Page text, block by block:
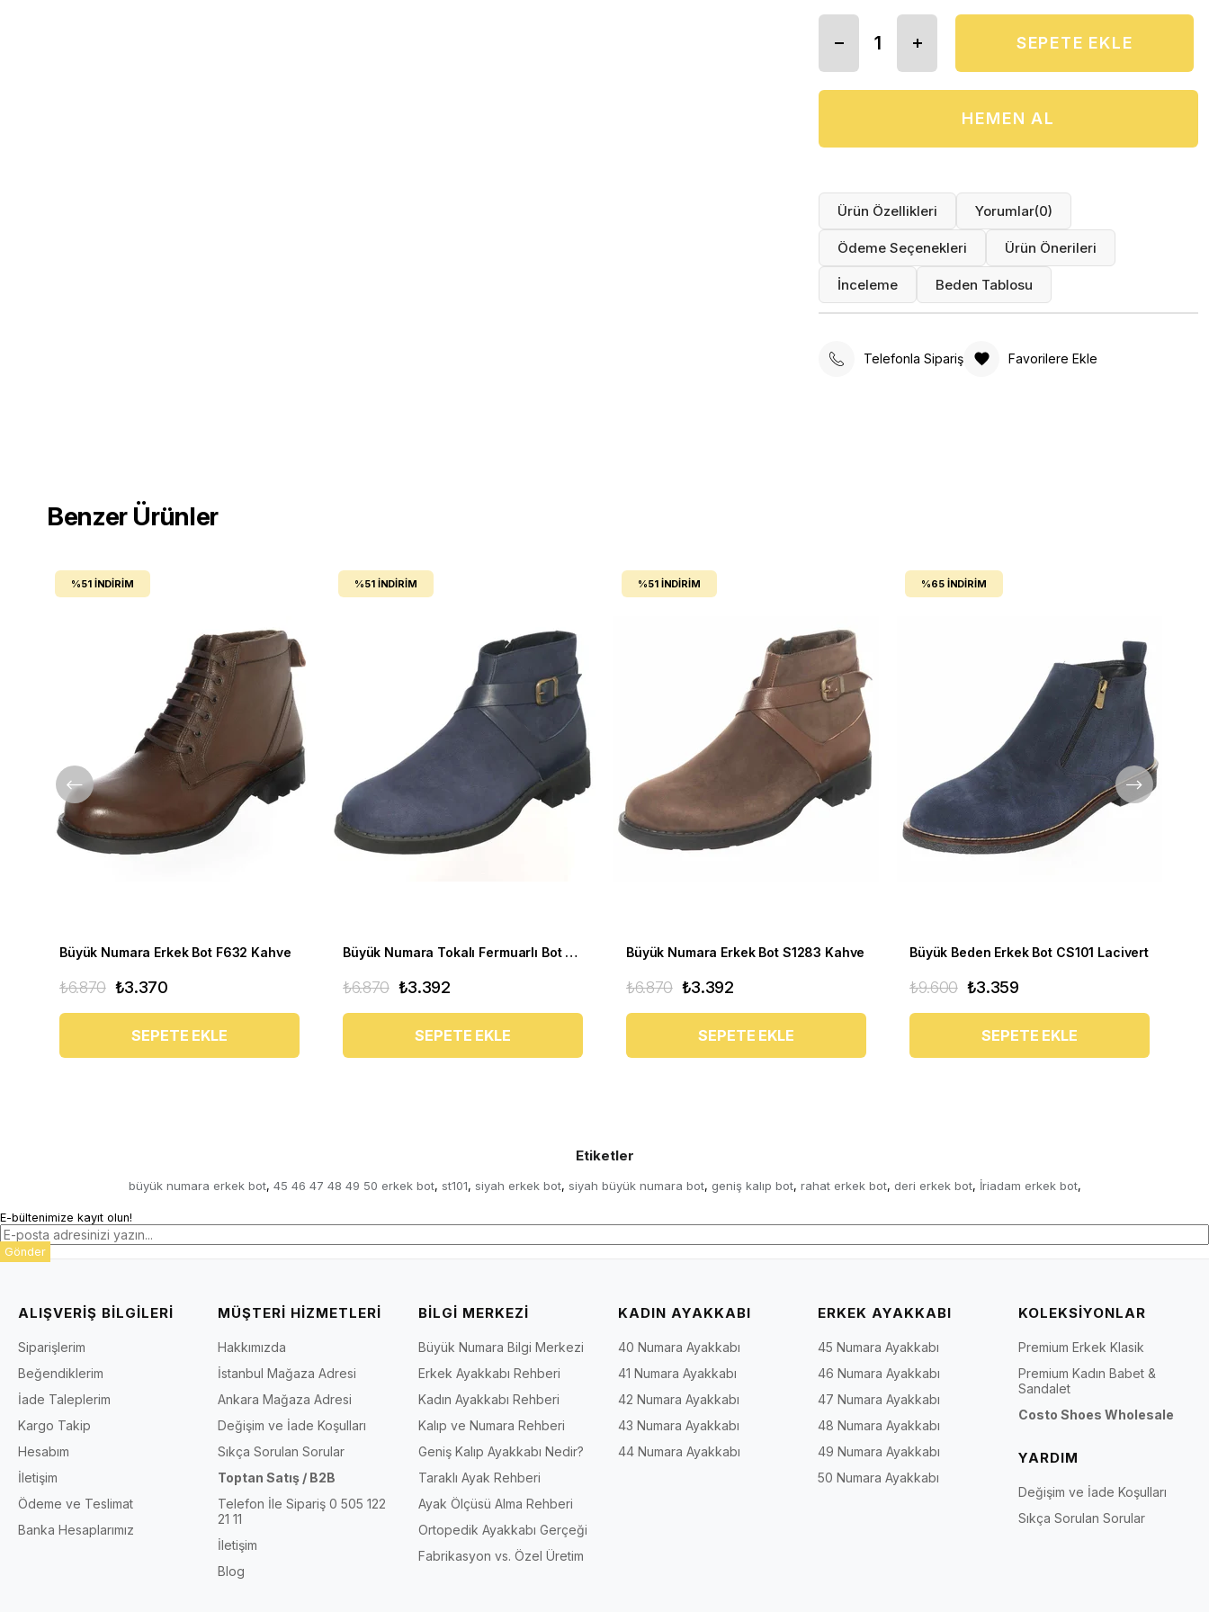
Ürün Özellikleri Yorumlar(0)
Ödeme Seçenekleri Ürün Önerileri
İnceleme Beden Tablosu
Telefonla Sipariş Favorilere Ekle
Benzer Ürünler
Büyük Numara Erkek Bot F632 Kahve
₺3.370
₺6.870
SEPETE EKLE
%51 İNDIRIM
Büyük Numara Tokalı Fermuarlı Bot CS623 Lacivert
₺3.392
₺6.870
SEPETE EKLE
%51 İNDIRIM
Büyük Numara Erkek Bot S1283 Kahve
₺3.392
₺6.870
SEPETE EKLE
%51 İNDIRIM
Büyük Beden Erkek Bot CS101 Lacivert
₺3.359
₺9.600
SEPETE EKLE
%65 İNDIRIM
Etiketler
büyük numara erkek bot, 45 46 47 48 49 50 erkek bot, st101, siyah erkek bot, siyah büyük numara bot, geniş kalıp bot, rahat erkek bot, deri erkek bot, İriadam erkek bot,
E-bültenimize kayıt olun!
Gönder
ALIŞVERİŞ BİLGİLERİ
Siparişlerim
Beğendiklerim
İade Taleplerim
Kargo Takip
Hesabım
İletişim
Ödeme ve Teslimat
Banka Hesaplarımız
MÜŞTERİ HİZMETLERİ
Hakkımızda
İstanbul Mağaza Adresi
Ankara Mağaza Adresi
Değişim ve İade Koşulları
Sıkça Sorulan Sorular
Toptan Satış / B2B
Telefon İle Sipariş 0 505 122
21 11
İletişim
Blog
BİLGİ MERKEZİ
Büyük Numara Bilgi Merkezi
Erkek Ayakkabı Rehberi
Kadın Ayakkabı Rehberi
Kalıp ve Numara Rehberi
Geniş Kalıp Ayakkabı Nedir?
Taraklı Ayak Rehberi
Ayak Ölçüsü Alma Rehberi
Ortopedik Ayakkabı Gerçeği
Fabrikasyon vs. Özel Üretim
KADIN AYAKKABI
40 Numara Ayakkabı
41 Numara Ayakkabı
42 Numara Ayakkabı
43 Numara Ayakkabı
44 Numara Ayakkabı
ERKEK AYAKKABI
45 Numara Ayakkabı
46 Numara Ayakkabı
47 Numara Ayakkabı
48 Numara Ayakkabı
49 Numara Ayakkabı
50 Numara Ayakkabı
KOLEKSİYONLAR
Premium Erkek Klasik
Premium Kadın Babet &
Sandalet
Costo Shoes Wholesale
YARDIM
Değişim ve İade Koşulları
Sıkça Sorulan Sorular